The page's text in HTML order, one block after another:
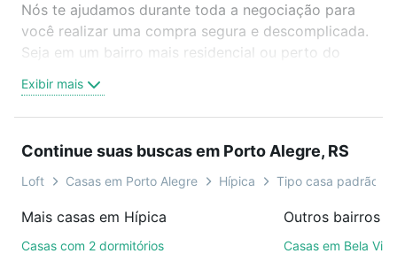
Nós te ajudamos durante toda a negociação para
você realizar uma compra segura e descomplicada.
Seja em um bairro mais residencial ou perto do
oferta ideal de Casas com 1 suite à venda em
Hípica, Porto Alegre, RS para conquistar seu sonho.
é grátis, sem compromisso e você ainda conta com
mais de 46 mil corretores e imobiliárias te ajudando
Como escolher um imóvel?
Exibir mais
Continue suas buscas em Porto Alegre, RS
Loft Casas em Porto Alegre Hípica Tipo casa padrão,
Mais casas em Hípica
Casas com 2 dormitórios
Casas em Bela